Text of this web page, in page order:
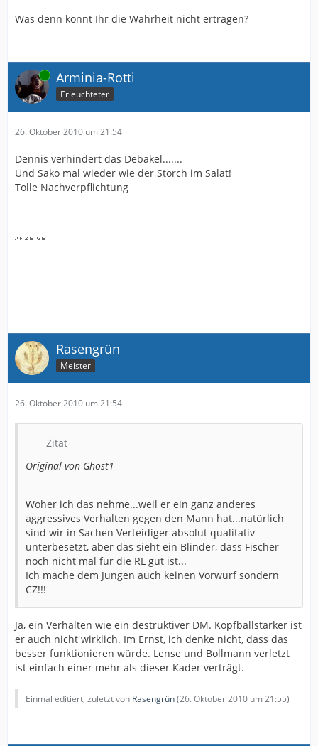
Was denn könnt Ihr die Wahrheit nicht ertragen?
Online Arminia-Rotti
Erleuchteter
26. Oktober 2010 um 21:54
Dennis verhindert das Debakel.......
Und Sako mal wieder wie der Storch im Salat!
Tolle Nachverpflichtung
Rasengrün
Meister
26. Oktober 2010 um 21:54
Zitat
Original von Ghost1
Woher ich das nehme...weil er ein ganz anderes
aggressives Verhalten gegen den Mann hat...natürlich
sind wir in Sachen Verteidiger absolut qualitativ
unterbesetzt, aber das sieht ein Blinder, dass Fischer
noch nicht mal für die RL gut ist...
Ich mache dem Jungen auch keinen Vorwurf sondern
CZ!!!
Ja, ein Verhalten wie ein destruktiver DM. Kopfballstärker ist
er auch nicht wirklich. Im Ernst, ich denke nicht, dass das
besser funktionieren würde. Lense und Bollmann verletzt
ist einfach einer mehr als dieser Kader verträgt.
Einmal editiert, zuletzt von Rasengrün(26. Oktober 2010 um 21:55)